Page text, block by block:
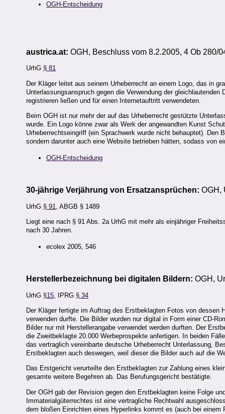
OGH-Entscheidung
austrica.at: OGH, Beschluss vom 8.2.2005, 4 Ob 280/
UrhG § 81
Der Kläger leitet aus seinem Urheberrecht an einem Logo, das in
Unterlassungsanspruch gegen die Verwendung der
registrieren ließen und für einen Internetauftritt verwendeten.
Beim OGH ist nur mehr der auf das Urheberrecht gestützte
wurde. Ein Logo könne zwar als Werk der angewandten Kunst
Urheberrechtseingriff (ein Sprachwerk wurde nicht behauptet).
sondern darunter auch eine Website betrieben hätten, sodass von
OGH-Entscheidung
30-jährige Verjährung von Ersatzansprüchen: OGH,
UrhG § 91 , ABGB § 1489
Liegt eine nach § 91 Abs. 2a UrhG mit mehr als einjähriger
nach 30 Jahren.
ecolex 2005, 546
Herstellerbezeichnung bei digitalen Bildern: OGH,
UrhG §15 , IPRG § 34
Der Kläger fertigte im Auftrag des Erstbeklagten Fotos von
verwenden durfte. Die Bilder wurden nur digital in Form einer CD-
Bilder nur mit Herstellerangabe verwendet werden durften. Der
die Zweitbeklagte 20.000 Werbeprospekte anfertigen. In beiden
das vertraglich vereinbarte deutsche Urheberrecht Unterlassung,
Erstbeklagten auch deswegen, weil dieser die Bilder auch auf die
Das Erstgericht verurteilte den Erstbeklagten zur Zahlung eines
gesamte weitere Begehren ab. Das Berufungsgericht bestätigte.
Der OGH gab der Revision gegen den Erstbeklagten keine Folge
Immaterialgüterrechtes ist eine vertragliche Rechtwahl
dem bloßen Einrichten eines Hyperlinks kommt es (auch bei